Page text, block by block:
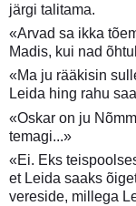
järgi talitama.
«Arvad sa ikka
Madis, kui nad
«Ma ju rääkisin
Leida hing rahu
«Oskar on ju
temagi...»
«Ei. Eks
et Leida saaks
vereside, millega